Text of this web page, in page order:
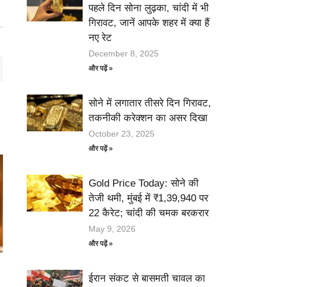
पहले दिन सोना लुढ़का, चांदी में भी
गिरावट, जानें आपके शहर में क्या हैं
नए रेट
December 8, 2025
और पढ़ें »
सोने में लगातार तीसरे दिन गिरावट,
तकनीकी करेक्शन का असर दिखा
October 23, 2025
और पढ़ें »
Gold Price Today: सोने की
तेजी थमी, मुंबई में ₹1,39,940 पर
22 कैरेट; चांदी की चमक बरकरार
May 9, 2026
और पढ़ें »
ईरान संकट से बासमती चावल का